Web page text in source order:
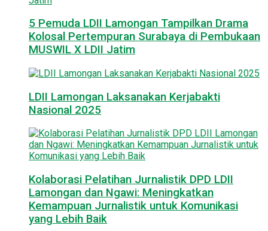
5 Pemuda LDII Lamongan Tampilkan Drama
Kolosal Pertempuran Surabaya di Pembukaan
MUSWIL X LDII Jatim
LDII Lamongan Laksanakan Kerjabakti
Nasional 2025
Kolaborasi Pelatihan Jurnalistik DPD LDII
Lamongan dan Ngawi: Meningkatkan
Kemampuan Jurnalistik untuk Komunikasi
yang Lebih Baik